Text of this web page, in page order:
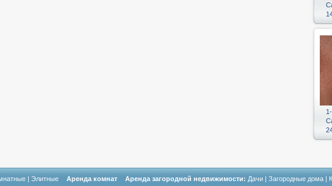
| Элитные Аренда комнат Аренда загородной недвижимости: Дачи | Загородные дома |